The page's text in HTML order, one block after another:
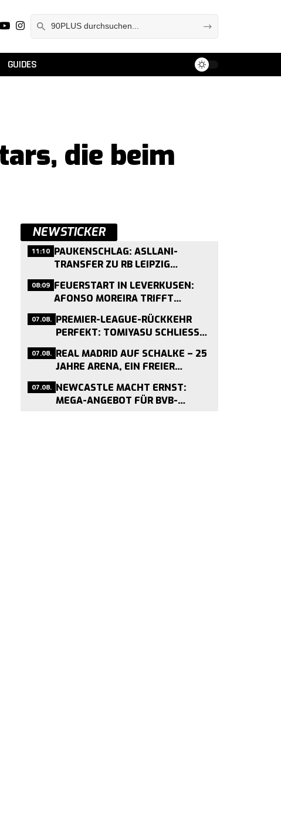
GUIDES
die beim
NEWSTICKER
11:10 PAUKENSCHLAG: ASLLANI-
TRANSFER ZU RB LEIPZIG
STOPPT WECHSEL
08:09 FEUERSTART IN LEVERKUSEN:
AFONSO MOREIRA TRIFFT
VIERMAL IN DREI TESTSPIELEN
07.08. PREMIER-LEAGUE-RÜCKKEHR
PERFEKT: TOMIYASU SCHLIESST S
07.08. REAL MADRID AUF SCHALKE – 25
JAHRE ARENA, EIN FREIER
07.08. NEWCASTLE MACHT ERNST:
MEGA-ANGEBOT FÜR BVB-